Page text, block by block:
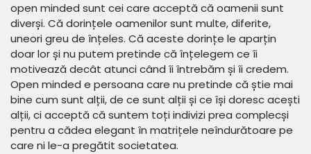
open minded sunt cei care acceptă că oamenii sunt
diverși. Că dorințele oamenilor sunt multe, diferite,
uneori greu de înțeles. Că aceste dorințe le aparțin
doar lor și nu putem pretinde că înțelegem ce îi
motivează decât atunci când îi întrebăm și îi credem.
Open minded e persoana care nu pretinde că știe mai
bine cum sunt alții, de ce sunt alții și ce își doresc acești
alții, ci acceptă că suntem toți indivizi prea complecși
pentru a cădea elegant în matrițele neîndurătoare pe
care ni le-a pregătit societatea.